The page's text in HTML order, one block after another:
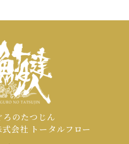
ろのたつじん
会社 トータルフロー